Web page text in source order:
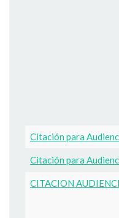
Citación para
Citación para
CITACION